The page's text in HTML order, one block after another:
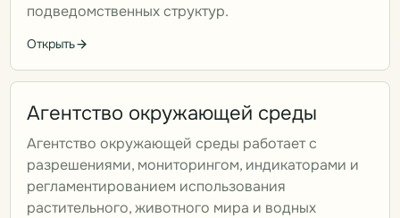
подведомственных структур.
Открыть
Агентство окружающей среды
Агентство окружающей среды работает с
разрешениями, мониторингом, индикаторами и
регламентированием использования
растительного, животного мира и водных